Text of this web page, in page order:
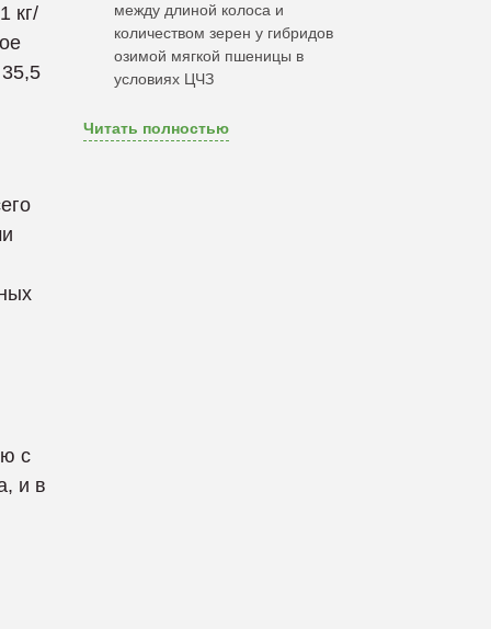
кг/
с
и в
между длиной колоса и
количеством зерен у гибридов
озимой мягкой пшеницы в
условиях ЦЧЗ
Читать полностью